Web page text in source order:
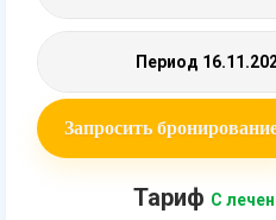
Период
Запросить
Тариф С